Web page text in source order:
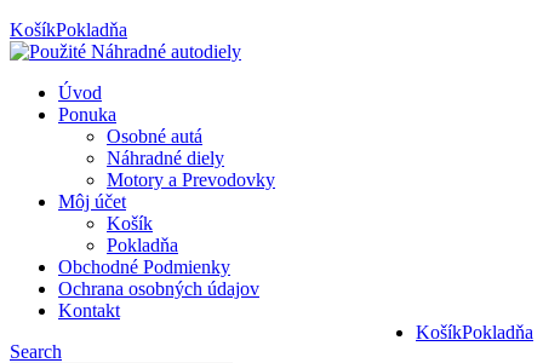
KošíkPokladňa
Úvod
Ponuka
Osobné autá
Náhradné diely
Motory a Prevodovky
Môj účet
Košík
Pokladňa
Obchodné Podmienky
Ochrana osobných údajov
Kontakt
KošíkPokladňa
Search